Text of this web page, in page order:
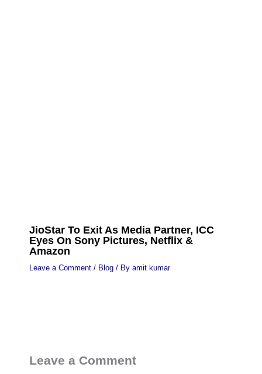
JioStar To Exit As Media Partner, ICC
Eyes On Sony Pictures, Netflix &
Amazon
Leave a Comment / Blog/ By amit kumar
Leave a Comment